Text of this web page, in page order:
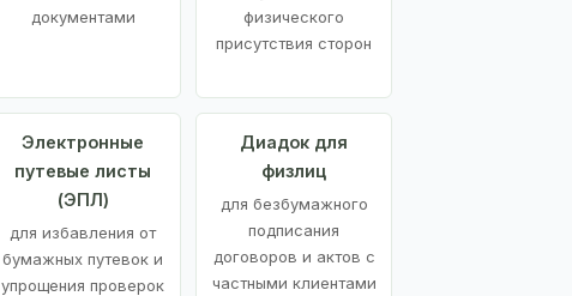
документами
физического
присутствия сторон
Электронные
путевые листы
(ЭПЛ)
для избавления от
бумажных путевок и
упрощения проверок
Диадок для
физлиц
для безбумажного
подписания
договоров и актов с
частными клиентами